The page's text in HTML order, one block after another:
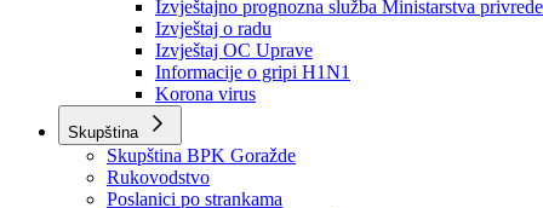
Obavještenja i izvještaji
Obavještenja Vlade
Izvještajno prognozna služba Ministarstva privrede
Izvještaj o radu
Izvještaj OC Uprave
Informacije o gripi H1N1
Korona virus
Skupština